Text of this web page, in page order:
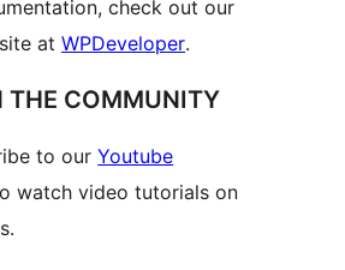
check out our
at WPDeveloper.
THE COMMUNITY
to ourYoutube
watch video tutorials on